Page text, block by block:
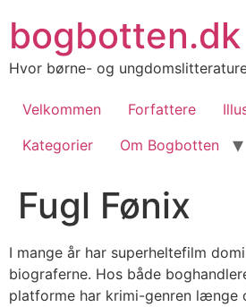
indhold
bogbotten.dk
Hvor børne- og
Velkommen Forfattere
Kategorier
Om Bogbotten
Fugl Fønix
I mange år har superheltefilm
biograferne. Hos både
platforme har krimi-genren længe